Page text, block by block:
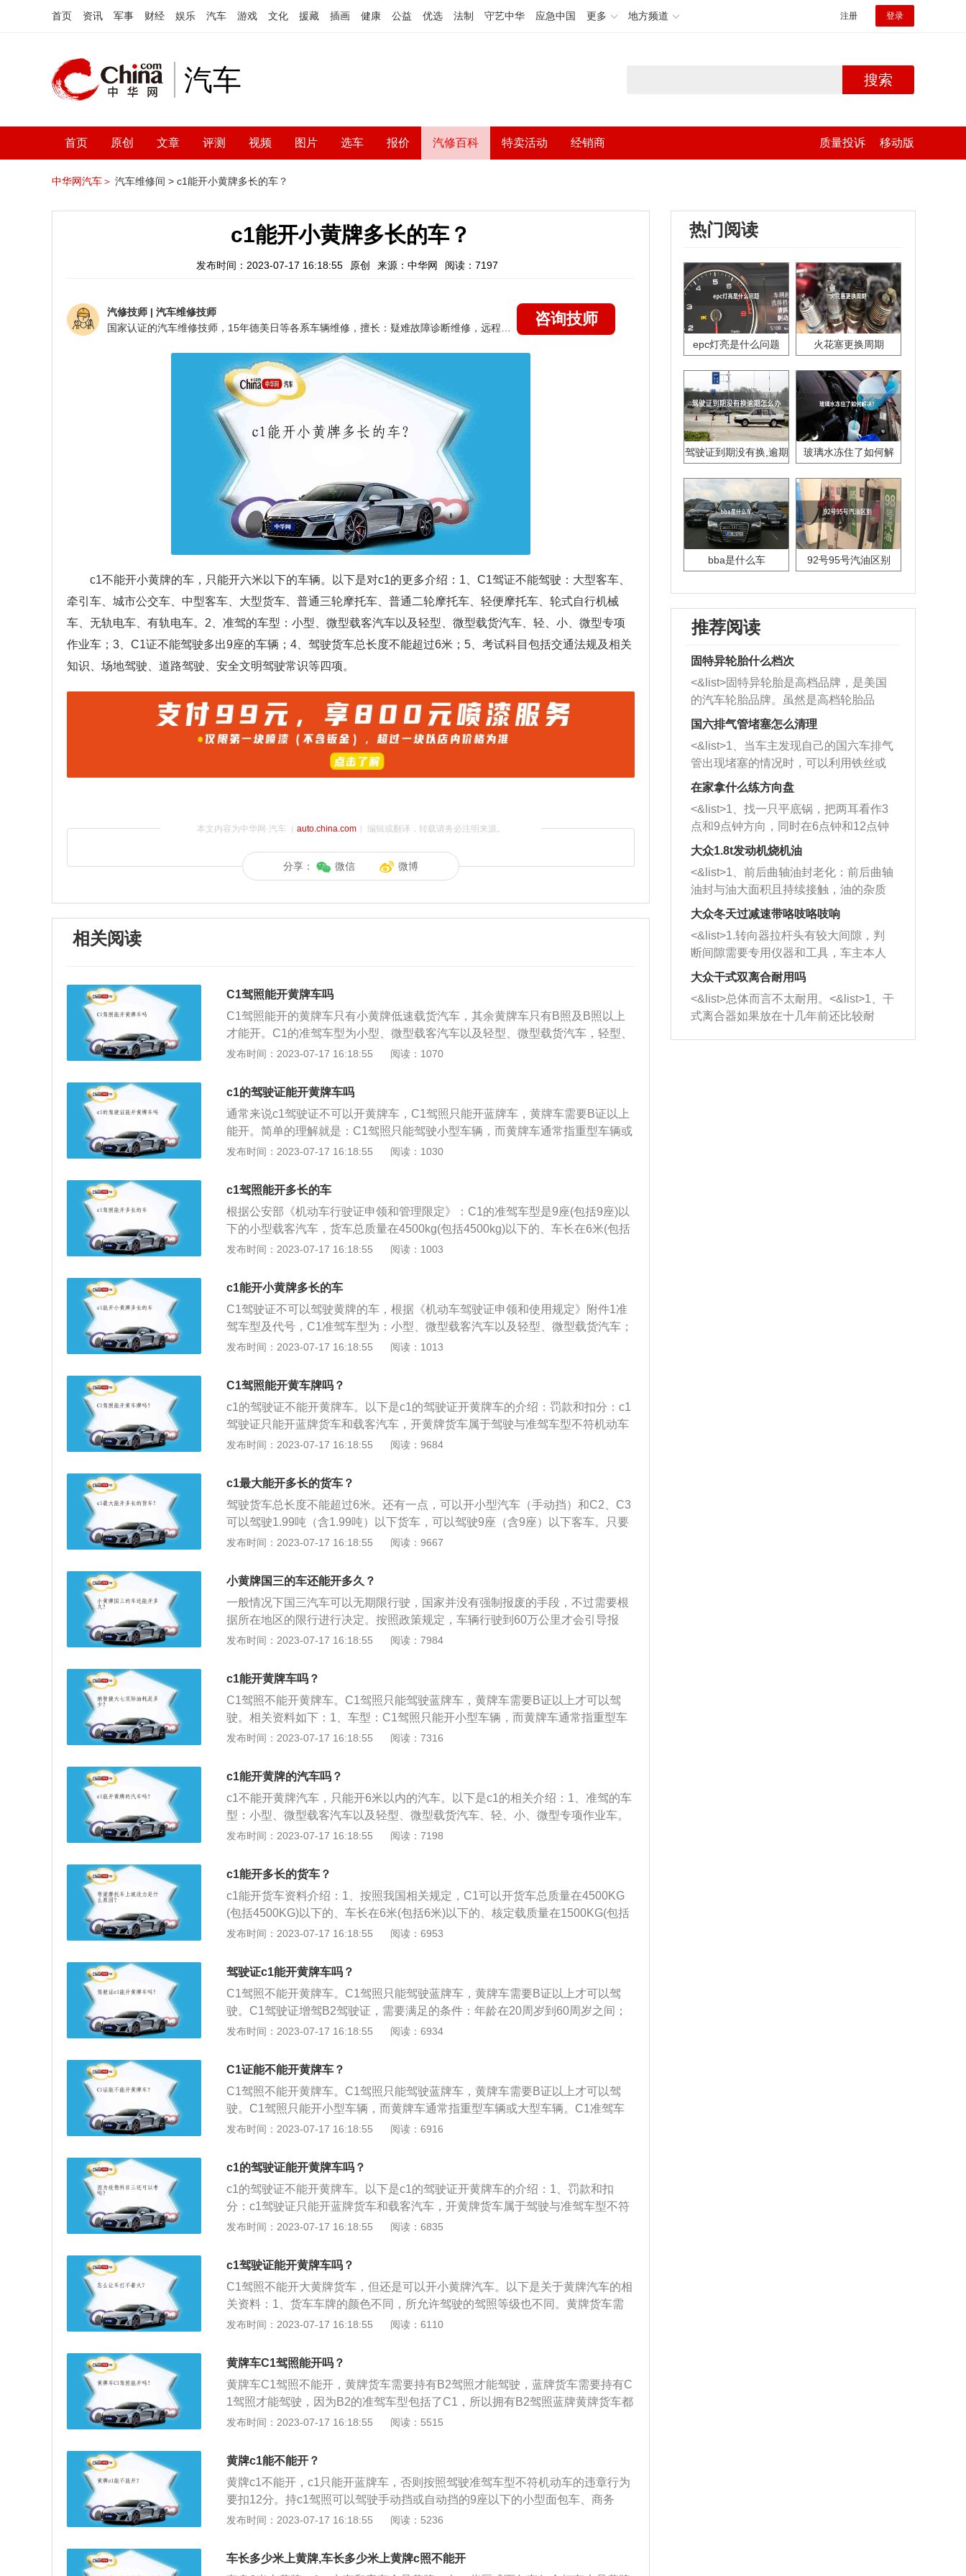
首页 资讯 军事 财经 娱乐 汽车 游戏 文化 援藏 插画 健康 公益 优选 法制 守艺中华 应急中国 更多 地方频道 注册 登录
汽车 搜索
首页 原创 文章 评测 视频 图片 选车 报价 汽修百科 特卖活动 经销商 质量投诉 移动版
中华网汽车＞ 汽车维修间 > c1能开小黄牌多长的车？
c1能开小黄牌多长的车？
发布时间：2023-07-17 16:18:55 原创 来源：中华网 阅读：7197
汽修技师 | 汽车维修技师
咨询技师
c1不能开小黄牌的车，只能开六米以下的车辆。以下是对c1的更多介绍：1、C1驾证不能驾驶：大型客车、
牵引车、城市公交车、中型客车、大型货车、普通三轮摩托车、普通二轮摩托车、轻便摩托车、轮式自行机械
车、无轨电车、有轨电车。2、准驾的车型：小型、微型载客汽车以及轻型、微型载货汽车、轻、小、微型专项
作业车；3、C1证不能驾驶多出9座的车辆；4、驾驶货车总长度不能超过6米；5、考试科目包括交通法规及相关
知识、场地驾驶、道路驾驶、安全文明驾驶常识等四项。
本文内容为中华网·汽车（ auto.china.com）编辑或翻译，转载请务必注明来源。
分享： 微信 微博
相关阅读
C1驾照能开黄牌车吗
C1驾照能开的黄牌车只有小黄牌低速载货汽车，其余黄牌车只有B照及B照以上
才能开。C1的准驾车型为小型、微型载客汽车以及轻型、微型载货汽车，轻型、
微型专项作业车，以及C2、C3、C4的所有准驾车型。黄牌分为大黄牌和小黄
黄牌货车，但是可以开小黄牌低速载货车，毕竟C1的准驾车型里面就包含了C
3。黄牌货车的优势就在于装得多，但是也有相应的代价，首先就是上文所讲的
需要B驾照才能驾驶，其次就是黄牌货车不能进城和办理H证，而且黄牌货车每年
的保险费用、车船使用税等要比蓝牌货车更高。
发布时间：2023-07-17 16:18:55 阅读：1070
c1的驾驶证能开黄牌车吗
通常来说c1驾驶证不可以开黄牌车，C1驾照只能开蓝牌车，黄牌车需要B证以上
能开。简单的理解就是：C1驾照只能驾驶小型车辆，而黄牌车通常指重型车辆或
大型车辆。C1允许驾驶小型和微型客车、轻型和微型货车、轻型、小型和微型特
照。B1驾驶证为中型客车，定义为不超过6米，核定载客量10人以上19人以下的
中型客车。中型客车是指10座以上、19座以下的客车；中型货车长度大于等于6
m，总质量大于等于4500kg小于12000kg。黄牌车介绍:两轮和三轮摩托车；大型
客车；从事农用的车辆一般都是黄牌。如2吨以上的货车或客车(包括12座及以上
的面包车)。商用车和摩托车的车牌多为黄色。根据《机动车驾驶证申领和使用规
型、微型的一些载货汽车，再有就是轻型、小型、微型的专项作业车。要注意小
型的载客汽车，其座位数是要小于，等于9个人的，车身的长度是不可以超过6米
的，达到这些标准c1驾驶证才能驾驶。c1驾驶证如果想要开货车，要注意车身的
就需要考取B证之后才能驾驶。其实c1的驾驶证准确的来说主要是一些小型的客
可以驾驶的，比如大型、中型的货车、城市的公交车、有轨电车、无轨电车、还
有牵引车等。如果驾驶跟准驾车型不符的车辆上路，被交警发现之后是会扣证，
而且还会扣分罚款。所以驾驶员一定要注意，必须要驾驶跟自己所持有驾驶证相
符的车型。
发布时间：2023-07-17 16:18:55 阅读：1030
c1驾照能开多长的车
根据公安部《机动车行驶证申领和管理限定》：C1的准驾车型是9座(包括9座)以
下的小型载客汽车，货车总质量在4500kg(包括4500kg)以下的、车长在6米(包括
6米)以下的、核定载质量在1500kg(包括1500kg)以下的轻小型载货汽车。注意事
普通三轮摩托车、普通二轮摩托车、轻便摩托车、轮式自行机械车、无轨电车、
有轨电车。
发布时间：2023-07-17 16:18:55 阅读：1003
c1能开小黄牌多长的车
C1驾驶证不可以驾驶黄牌的车，根据《机动车驾驶证申领和使用规定》附件1准
驾车型及代号，C1准驾车型为：小型、微型载客汽车以及轻型、微型载货汽车；
轻、小、微型专项作业车。小黄牌车不属于以上任何车型，所以C1不可以开小黄
些货车或者9座以下的汽车，但黄牌车是不可以的。因此即便是黄牌车不足6米的
车身尺寸，也不是C1驾驶证能开的。驾驶证是根据汽车的性质来划分的，也就是
说什么类型的驾驶证就开什么性质的车。比如说小汽车，C1驾驶证就可以但是C
2驾驶证就只能驾驶自动挡的汽车了，手动挡的汽车C2驾驶证是不可以驾驶的。
发布时间：2023-07-17 16:18:55 阅读：1013
C1驾照能开黄车牌吗？
c1的驾驶证不能开黄牌车。以下是c1的驾驶证开黄牌车的介绍：罚款和扣分：c1
驾驶证只能开蓝牌货车和载客汽车，开黄牌货车属于驾驶与准驾车型不符机动车
的违章和无证驾驶，处罚款并驾驶证扣12分。c1准驾车型：c1证可以开9座以下
驶证驾驶机动车”和“驾驶与驾驶证载明的准驾车型不符的机动车”处罚基本上一
发布时间：2023-07-17 16:18:55 阅读：9684
c1最大能开多长的货车？
驾驶货车总长度不能超过6米。还有一点，可以开小型汽车（手动挡）和C2、C3
可以驾驶1.99吨（含1.99吨）以下货车，可以驾驶9座（含9座）以下客车。只要
在这个范围内，都可以驾驶。C1驾驶证准驾范围为小型、微型载客汽车及轻型、
人。C1驾驶证不能驾驶：大型客车、牵引车、城市公交车、中型客车、大型货
车、普通三轮摩托车、普通二轮摩托车、轻便摩托车、轮式自行机械车、无轨电
车、有轨电车。同时，C1证不能驾驶多出9座的车辆，不能驾驶总长度不能超过6
米的货车。
发布时间：2023-07-17 16:18:55 阅读：9667
小黄牌国三的车还能开多久？
一般情况下国三汽车可以无期限行驶，国家并没有强制报废的手段，不过需要根
据所在地区的限行进行决定。按照政策规定，车辆行驶到60万公里才会引导报
废，车辆能不能上路最关键还要看车辆能不能通过年检，假如没有这项潜规则，
三轮摩托车；大型客车；从事农业用途的车辆。2、国六标准：国家第六阶段机
动车污染物排放标准是指为贯彻《中华人民共和国环境保护法》《中华人民共和
国大气污染防治法》，防治压燃式及气体燃料点燃式发动机汽车排气对环境的污
染，保护生态环境，保障人体健康而制定的标准。包括《轻型汽车污染物排放限
值及测量方法（中国第六阶段）》和《重型柴油车污染物排放限值及测量方法
发布时间：2023-07-17 16:18:55 阅读：7984
c1能开黄牌车吗？
C1驾照不能开黄牌车。C1驾照只能驾驶蓝牌车，黄牌车需要B证以上才可以驾
驶。相关资料如下：1、车型：C1驾照只能开小型车辆，而黄牌车通常指重型车
辆或大型车辆。2、C1准驾车型：C1准驾小型、微型载客汽车以及轻型、微型载
客车，需要B1驾驶证；如果是黄牌货车，需要B2驾驶证。4、B1准驾车型：B1
驾照的准驾车型为中型客车，不超过6米，核定载客人数10人（含）以上，19人
（含）以下的中型载客汽车。
发布时间：2023-07-17 16:18:55 阅读：7316
c1能开黄牌的汽车吗？
c1不能开黄牌汽车，只能开6米以内的汽车。以下是c1的相关介绍：1、准驾的车
型：小型、微型载客汽车以及轻型、微型载货汽车、轻、小、微型专项作业车。
2、考试科目：包括交通法规及相关知识、场地驾驶、道路驾驶、安全文明驾驶
车、大型货车、普通三轮摩托车、普通二轮摩托车、轻便摩托车、轮式自行机械
车、无轨电车、有轨电车。
发布时间：2023-07-17 16:18:55 阅读：7198
c1能开多长的货车？
c1能开货车资料介绍：1、按照我国相关规定，C1可以开货车总质量在4500KG
(包括4500KG)以下的、车长在6米(包括6米)以下的、核定载质量在1500KG(包括
1500KG)以下的轻小型载货汽车。2、还可以开9座(包括9座)以下的小型载客汽
驶证代号的一种。准驾小型、微型载客汽车以及轻型、微型载货汽车、轻、小、
微型专项作业车等车型。2、持有C1驾驶证还可以开C2自动挡、C3低速载货汽
车、C4三轮汽车等车型，但不包括C5残疾人专用小型自动挡载客汽车。
发布时间：2023-07-17 16:18:55 阅读：6953
驾驶证c1能开黄牌车吗？
C1驾照不能开黄牌车。C1驾照只能驾驶蓝牌车，黄牌车需要B证以上才可以驾
驶。C1驾驶证增驾B2驾驶证，需要满足的条件：年龄在20周岁到60周岁之间；
身高不低于155cm；持有c1驾驶证1年以上；申请前在本记分周期和申请前最近
驾照时没有酒驾、导致人员伤亡交通事故并负主要责任的记录。申请B2驾驶证的
具体流程：向⻋管所申请增驾B2驾照准驾⻋型；申请增加准驾⻋型的，填写申请
表，提交身份证和体检表，提交所持机动⻋驾驶证原件；根据预约参加理论考试
和实操考试；考试通过后7个⼯作⽇由申请⻋管所颁发新等级的驾驶证。
发布时间：2023-07-17 16:18:55 阅读：6934
C1证能不能开黄牌车？
C1驾照不能开黄牌车。C1驾照只能驾驶蓝牌车，黄牌车需要B证以上才可以驾
驶。C1驾照只能开小型车辆，而黄牌车通常指重型车辆或大型车辆。C1准驾车
型：C1驾驶证准驾范围为小型、微型载客汽车及轻型、微型载货汽车；轻、小、
大型客车、牵引车、城市公交车、中型客车、大型货车、普通三轮摩托车、普通
二轮摩托车、轻便摩托车、轮式自行机械车、无轨电车、有轨电车。同时，C1证
不能驾驶多出9座的车辆，不能驾驶总长度不能超过6米的货车。
发布时间：2023-07-17 16:18:55 阅读：6916
c1的驾驶证能开黄牌车吗？
c1的驾驶证不能开黄牌车。以下是c1的驾驶证开黄牌车的介绍：1、罚款和扣
分：c1驾驶证只能开蓝牌货车和载客汽车，开黄牌货车属于驾驶与准驾车型不符
机动车的违章和无证驾驶，罚款200元—2000元，驾驶证扣12分。2、c1准驾车
车型。“未取得机动车驾驶证驾驶机动车”和“驾驶与驾驶证载明的准驾车型不符的
机动车”处罚基本上一样。对于上述两种交通违法在没有发生交通事故的情况下处
罚标准为：罚款200—2000元、扣驾驶证12分、可并处15日以下拘留。
发布时间：2023-07-17 16:18:55 阅读：6835
c1驾驶证能开黄牌车吗？
C1驾照不能开大黄牌货车，但还是可以开小黄牌汽车。以下是关于黄牌汽车的相
关资料：1、货车车牌的颜色不同，所允许驾驶的驾照等级也不同。黄牌货车需
要持有B2驾照才能驾驶，蓝牌货车则需要持有C1驾照才能驾驶；而又因为B2的
黄牌和小黄牌，C3准驾的低速载货汽车上的就是小黄牌。也就是说，虽然C1驾
照不能开大黄牌货车，但是可以开小黄牌汽车，毕竟C1的准驾车型里面就包含了
C3。黄牌货车的优势就在于装得多，但是也有相应的代价。首先就是上文所讲的
需要B驾照才能驾驶；其次就是黄牌货车不能进城和办理H证；而且黄牌货车每年
的保险费用、车船使用税等要比蓝牌货车更高。
发布时间：2023-07-17 16:18:55 阅读：6110
黄牌车C1驾照能开吗？
黄牌车C1驾照不能开，黄牌货车需要持有B2驾照才能驾驶，蓝牌货车需要持有C
1驾照才能驾驶，因为B2的准驾车型包括了C1，所以拥有B2驾照蓝牌黄牌货车都
可以开。黄牌还分为大黄牌和小黄牌，C3准驾的低速载货汽车上的就是小黄牌。
驾驶，其次就是黄牌货车不能进城和办理H证而且黄牌货车每年的保险费用、车
船使用税等要比蓝牌货车更高。
发布时间：2023-07-17 16:18:55 阅读：5515
黄牌c1能不能开？
黄牌c1不能开，c1只能开蓝牌车，否则按照驾驶准驾车型不符机动车的违章行为
要扣12分。持c1驾照可以驾驶手动挡或自动挡的9座以下的小型面包车、商务
车；可以驾驶9座以下的小型载客汽车；可以驾驶总质量4500公斤以下、车长6米
牵引车、城市公交车、中型客车、大型货车、普通三轮摩托车、普通二轮摩托
车、轻便摩托车、轮式自行机械车、无轨电车、有轨电车。
发布时间：2023-07-17 16:18:55 阅读：5236
车长多少米上黄牌,车长多少米上黄牌c照不能开
热门阅读
epc灯亮是什么问题 火花塞更换周期
驾驶证到期没有换,逾期
玻璃水冻住了如何解
bba是什么车 92号95号汽油区别
推荐阅读
固特异轮胎什么档次
<&list>固特异轮胎是高档品牌，是美国
的汽车轮胎品牌。虽然是高档轮胎品
牌，但是中高低端的轮胎都有生产，这
也是为了更好的开拓市场。
国六排气管堵塞怎么清理
<&list>1、当车主发现自己的国六车排气
管出现堵塞的情况时，可以利用铁丝或
者是细棍，直接将杂物给取出来，如果
堵塞情况比较严重，也可以采取应急措
施。 <&list>2、直接利用木棍将所有的
杂物推到排气管里面的位置处，然后将
三元催化器拆解开，就可以将堵塞的东
西取出来。但如果是因为积碳过多引起
的堵塞，就需要将三元催化器泡在草酸
洗剂对堵塞的情况得到解决，将清洗剂
放在燃油箱中，与燃油混合后，车辆启
动时，就可以和汽油一起进入到燃烧
室，最后形成废气排出，就可以让三元
催化器得到清洗，排气管堵塞的情况就
能够得到解决。
在家拿什么练方向盘
<&list>1、找一只平底锅，把两耳看作3
点和9点钟方向，同时在6点钟和12点钟
方向做一个标记。 <&list>2、双手握住
一圈半的练习，往右同样也要打相同的
圈数。 <&list>3、最后强调要反复练
习，这样就可以形成肌肉记忆，在真实
驾驶车辆时，不需要记忆也能打好方
向。
大众1.8t发动机烧机油
<&list>1、前后曲轴油封老化：前后曲轴
油封与油大面积且持续接触，油的杂质
和发动机内持续温度变化使其密封效果
逐渐减弱，导致渗油或漏油。<&list>2、
活塞间隙过大：积碳会使活塞环与缸体
的间隙扩大，导致机油流入燃烧室中，
造成烧机油。<&list>3、机油粘度。使用
机油粘度过小的话，同样会有烧机油现
象，机油粘度过小具有很好的流动性，
大众冬天过减速带咯吱咯吱响
<&list>1.转向器拉杆头有较大间隙，判
断间隙需要专用仪器和工具，车主本人
无法制作，需要将车辆送到修理厂或4s
店；<&list>2.车辆半轴套管防尘罩破
裂，破裂后会出现漏油现象，使半轴磨
损严重，磨损的半轴容易损坏，产生异
响；<&list>3.稳定器的转向胶套和球头
大众干式双离合耐用吗
<&list>总体而言不太耐用。<&list>1、干
式离合器如果放在十几年前还比较耐